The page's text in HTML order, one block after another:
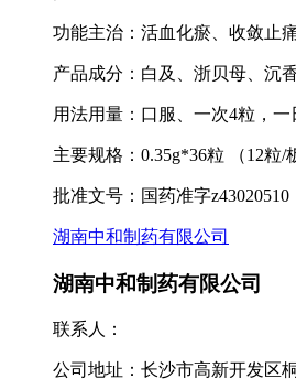
功能主治：活血化瘀、收敛止
产品成分：白及、浙贝母、沉
用法用量：口服、一次4粒，一
主要规格：0.35g*36粒 （12粒/
批准文号：国药准字z43020510
湖南中和制药有限公司
湖南中和制药有限公司
联系人：
公司地址： 长沙市高新开发区